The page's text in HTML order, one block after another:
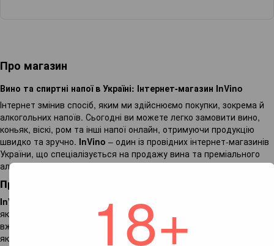
18+
Про магазин
Вино та спиртні напої в Україні: Інтернет-магазин InVino
Інтернет змінив спосіб, яким ми здійснюємо покупки, зокрема й
алкогольних напоїв. Сьогодні ви можете легко замовити вино,
коньяк, віскі, ром та інші напої онлайн, отримуючи продукцію
швидко та зручно. InVino – один із провідних інтернет-магазинів
України, що спеціалізується на продажу вина та преміального
алкоголю.
Про InVino
InVino
– це не просто інтернет-магазин, а ціла мережа салонів,
які пропонують широкий вибір благородних напоїв. Ми працюємо
вже понад 14 років, забезпечуючи наших клієнтів виключно
якісною та сертифікованою продукцією. Наші фізичні магазини